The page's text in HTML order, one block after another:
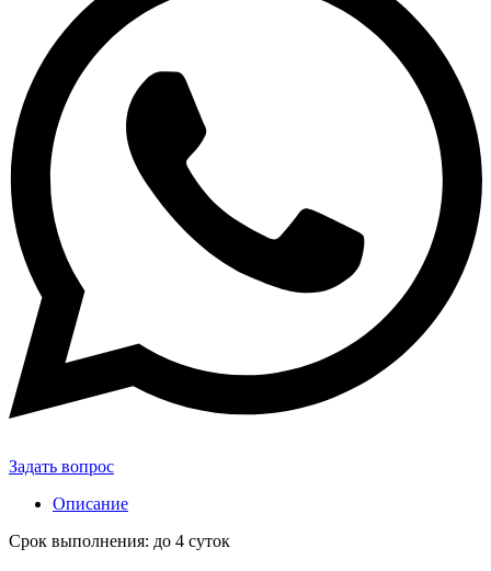
Задать вопрос
Описание
Срок выполнения: до 4 суток